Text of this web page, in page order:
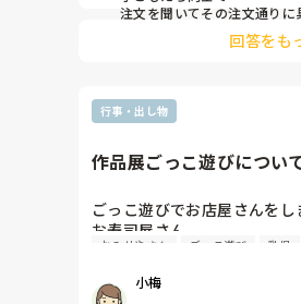
注文を聞いてその注文通り
コレが求めてる体験型なのか
回答をも
行事・出し物
作品展ごっこ遊びについ
ごっこ遊びでお店屋さんをし
お寿司屋さん
おもちゃ屋さんを
幼児がするんですが、乳児も
おみせやさん ごっこ遊び 乳児
小梅